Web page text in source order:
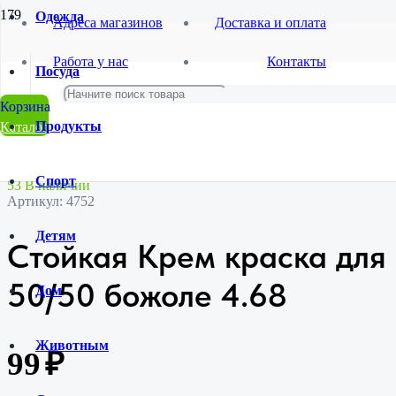
Адреса магазинов
Работа у нас
Доставка и оплата
Контакты
Каталог
Одежда
Посуда
Продукты
Спорт
Детям
Дом
Животным
Главная
Магазин
Красота и гигиена
Косметика
Стойкая Крем краска для волос Ultima Color 50/50 божоле 4.68
53 В наличии
Артикул: 4752
Стойкая Крем краска
50/50 божоле 4.68
99₽